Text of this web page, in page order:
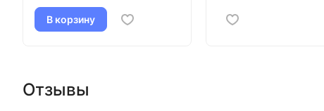
В корзину
Отзывы